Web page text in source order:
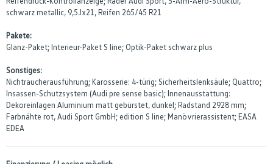
schwarz metallic, 9,5Jx21, Reifen 265/45 R21
Pakete:
Glanz-Paket; Interieur-Paket S line; Optik-Paket schwarz plus
Sonstiges:
Nichtraucherausführung; Karosserie: 4-türig; Sicherheitslenksäule; Quattro;
Insassen-Schutzsystem (Audi pre sense basic); Innenausstattung:
Dekoreinlagen Aluminium matt gebürstet, dunkel; Radstand 2928 mm;
Farbnähte rot, Audi Sport GmbH; edition S line; Manövrierassistent; EASA
EDEA